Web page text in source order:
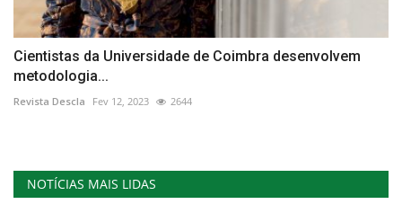
Cientistas da Universidade de Coimbra desenvolvem
metodologia...
Revista Descla Fev 12, 2023 2644
NOTÍCIAS MAIS LIDAS